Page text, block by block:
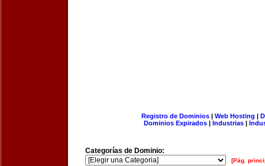
Registro de Dominios| Web Hosting |
Dominios Expirados | Industrias |
Categorías de Dominio:
[Pág.